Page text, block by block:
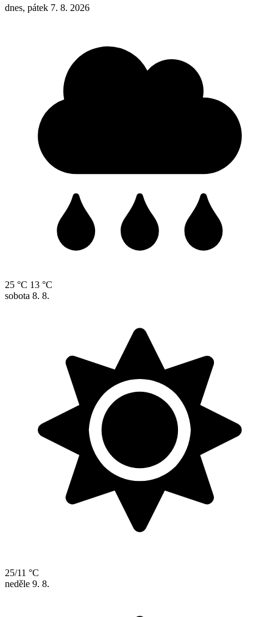
dnes, pátek 7. 8. 2026
25 °C 13 °C
sobota 8. 8.
25/11 °C
neděle 9. 8.